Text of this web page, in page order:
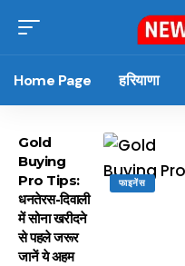
Home Page हरियाणा
फाइनेंस
Gold
Buying
Pro Tips:
धनतेरस-दिवाली
में सोना खरीदने
से पहले जरूर
जानें ये अहम